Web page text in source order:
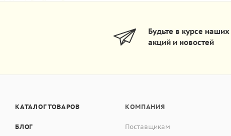
Будьте в курсе наших
акций и новостей
КАТАЛОГ ТОВАРОВ
БЛОГ
КОМПАНИЯ
Поставщикам